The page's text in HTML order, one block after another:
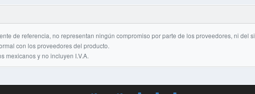
de referencia, no representan ningún compromiso por parte de los proveedores, ni del
con los proveedores del producto.
mexicanos y no incluyen I.V.A.